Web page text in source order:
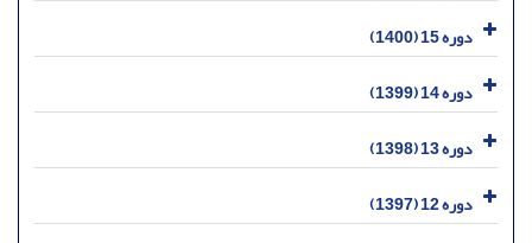
دوره 15 (1400)
دوره 14 (1399)
دوره 13 (1398)
دوره 12 (1397)